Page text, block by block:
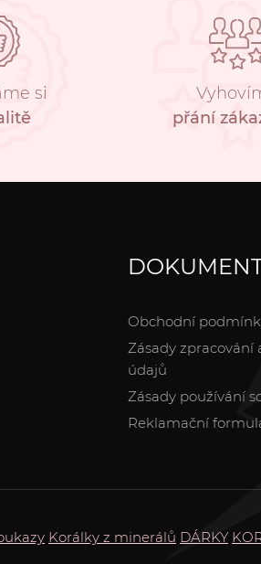
si
přání
Obchodní
Zásady zpracování
údajů
Zásady používání
Reklamační
Korálky z minerálů DÁRKY